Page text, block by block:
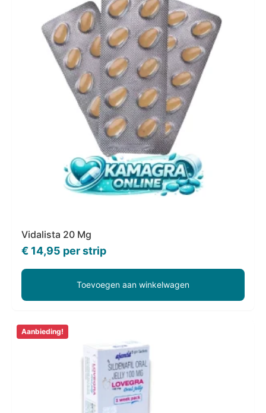
Vidalista 20 Mg
€ 14,95 per strip
Toevoegen aan winkelwagen
Aanbieding!